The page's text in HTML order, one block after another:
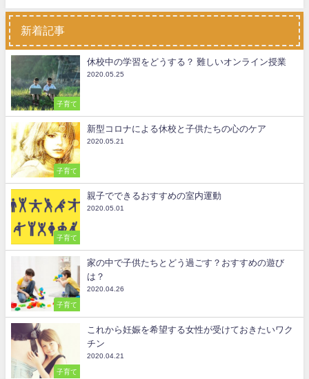
新着記事
子育て
休校中の学習をどうする？ 難しいオンライン授業
2020.05.25
子育て
新型コロナによる休校と子供たちの心のケア
2020.05.21
子育て
親子でできるおすすめの室内運動
2020.05.01
子育て
家の中で子供たちとどう過ごす？おすすめの遊び
は？
2020.04.26
子育て
これから妊娠を希望する女性が受けておきたいワク
チン
2020.04.21